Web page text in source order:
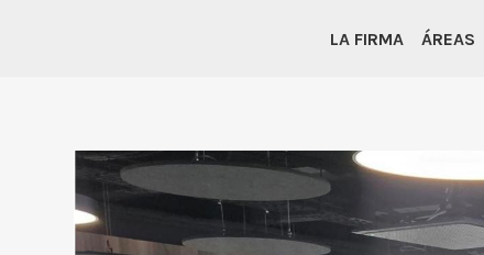
LA FIRMA ÁREAS